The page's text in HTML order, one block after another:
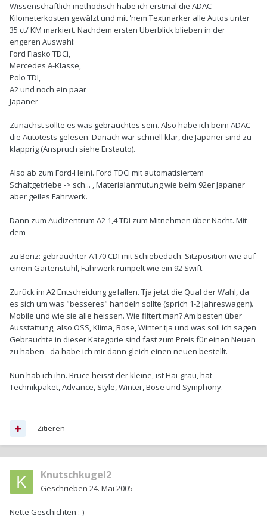
Wissenschaftlich methodisch habe ich erstmal die ADAC
Kilometerkosten gewälzt und mit 'nem Textmarker alle Autos unter
35 ct/ KM markiert. Nachdem ersten Überblick blieben in der
engeren Auswahl:
Ford Fiasko TDCi,
Mercedes A-Klasse,
Polo TDI,
A2 und noch ein paar
Japaner
Zunächst sollte es was gebrauchtes sein. Also habe ich beim ADAC
die Autotests gelesen. Danach war schnell klar, die Japaner sind zu
klapprig (Anspruch siehe Erstauto).
Also ab zum Ford-Heini. Ford TDCi mit automatisiertem
Schaltgetriebe -> sch... , Materialanmutung wie beim 92er Japaner
aber geiles Fahrwerk.
Dann zum Audizentrum A2 1,4 TDI zum Mitnehmen über Nacht. Mit
dem
zu Benz: gebrauchter A170 CDI mit Schiebedach. Sitzposition wie auf
einem Gartenstuhl, Fahrwerk rumpelt wie ein 92 Swift.
Zurück im A2 Entscheidung gefallen. Tja jetzt die Qual der Wahl, da
es sich um was "besseres" handeln sollte (sprich 1-2 Jahreswagen).
Mobile und wie sie alle heissen. Wie filtert man? Am besten über
Ausstattung, also OSS, Klima, Bose, Winter tja und was soll ich sagen
Gebrauchte in dieser Kategorie sind fast zum Preis für einen Neuen
zu haben - da habe ich mir dann gleich einen neuen bestellt.
Nun hab ich ihn. Bruce heisst der kleine, ist Hai-grau, hat
Technikpaket, Advance, Style, Winter, Bose und Symphony.
Zitieren
Knutschkugel2
Geschrieben 24. Mai 2005
Nette Geschichten :-)